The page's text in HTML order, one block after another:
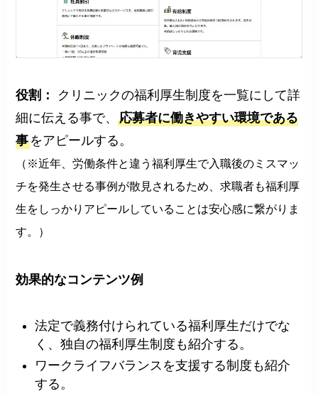
役割：
クリニックの福利厚生制度を一覧にして詳
細に伝える事で、応募者に働きやすい環境である
事をアピールする。
（※近年、労働条件と違う福利厚生で入職後のミスマッ
チを発生させる事例が散見されるため、求職者も福利厚
生をしっかりアピールしていることは安心感に繋がりま
す。）
効果的なコンテンツ例
法定で義務付けられている福利厚生だけでな
く、独自の福利厚生制度も紹介する。
ワークライフバランスを支援する制度も紹介
する。